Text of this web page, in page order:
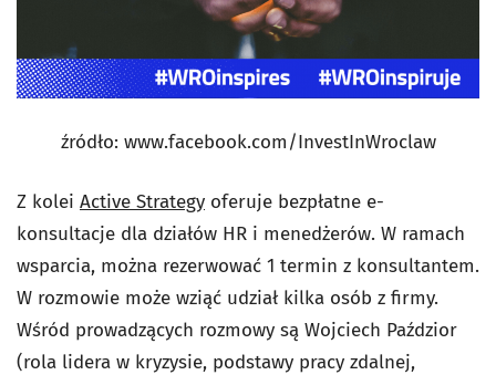
źródło: www.facebook.com/InvestInWroclaw
Z kolei Active Strategy oferuje bezpłatne e-
konsultacje dla działów HR i menedżerów. W ramach
wsparcia, można rezerwować 1 termin z konsultantem.
W rozmowie może wziąć udział kilka osób z firmy.
Wśród prowadzących rozmowy są Wojciech Paździor
(rola lidera w kryzysie, podstawy pracy zdalnej,